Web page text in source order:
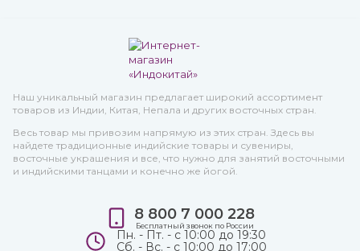
Наш уникальный магазин предлагает широкий ассортимент
товаров из Индии, Китая, Непала и других восточных стран.
Весь товар мы привозим напрямую из этих стран. Здесь вы
найдете традиционные индийские товары и сувениры,
восточные украшения и все, что нужно для занятий восточными
и индийскими танцами и конечно же йогой.
8 800 7 000 228
Бесплатный звонок по России
Пн. - Пт. - с 10:00 до 19:30
Сб. - Вс. - с 10:00 до 17:00